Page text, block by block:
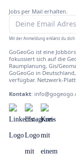
Jobs per Mail erhalten.
Mit der Anmeldung erklärst du
GoGeoGo ist eine
fokussiert sich auf die
Raumplanung, Gis/
GoGeoGo in
verfügbar. Netzwerk-
Kontakt: